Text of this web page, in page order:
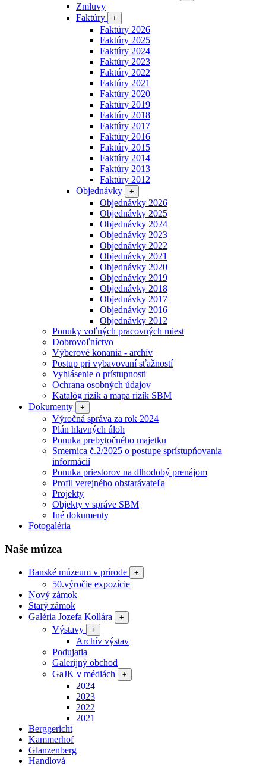
Zmluvy
Faktúry
+
Faktúry 2026
Faktúry 2025
Faktúry 2024
Faktúry 2023
Faktúry 2022
Faktúry 2021
Faktúry 2020
Faktúry 2019
Faktúry 2018
Faktúry 2017
Faktúry 2016
Faktúry 2015
Faktúry 2014
Faktúry 2013
Faktúry 2012
Objednávky
+
Objednávky 2026
Objednávky 2025
Objednávky 2024
Objednávky 2023
Objednávky 2022
Objednávky 2021
Objednávky 2020
Objednávky 2019
Objednávky 2018
Objednávky 2017
Objednávky 2016
Objednávky 2012
Ponuky voľných pracovných miest
Dobrovoľníctvo
Výberové konania - archív
Postup pri vybavovaní sťažností
Vyhlásenie o prístupnosti
Ochrana osobných údajov
Katalóg rizík a mapa rizík SBM
Dokumenty
+
Výročná správa za rok 2024
Plán hlavných úloh
Ponuka prebytočného majetku
Smernica č.2/2025 o postupe sprístupňovania
informácií
Ponuka priestorov na dlhodobý prenájom
Profil verejného obstarávateľa
Projekty
Objekty v správe SBM
Iné dokumenty
Fotogaléria
Naše múzea
Banské múzeum v prírode +
50.výročie expozície
Nový zámok
Starý zámok
Galéria Jozefa Kollára
+
Výstavy +
Archív výstav
Podujatia
Galerijný obchod
GaJK v médiách
+
2024
2023
2022
2021
Berggericht
Kammerhof
Glanzenberg
Handlová